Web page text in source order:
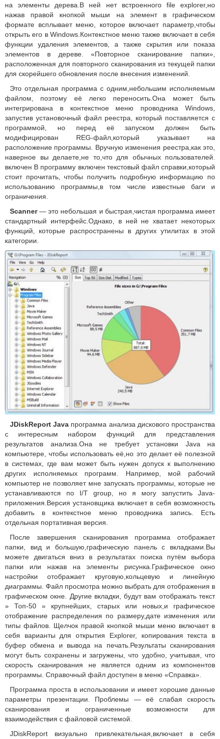
на элементы дерева.В ней нет встроенного file explorer,но
нажав правой кнопкой мыши на элемент в графическом
формате всплывает меню, которое включает параметр,чтобы
открыть его в Windows.Контекстное меню также включает в себя
функции удаления элементов, а также скрытия или показа
элементов в дереве. «Повторное сканирование папки»,
расположенная для повторного сканирования из текущей папки
для скорейшего обновления после внесения изменений.
Это отдельная программа с одним,небольшим исполняемым
файлом, поэтому её легко переносить.Она может быть
интегрирована в контекстное меню проводника Windows,
запустив установочный файл реестра, который поставляется с
программой, но перед её запуском должен быть
модифицирован REG-файл,который указывает на
расположение программы. Вручную изменения реестра,как это,
наверное вы делаете,не то,что для обычных пользователей.
включен В программу включен текстовый файл справки,который
стоит прочитать, чтобы получить подробную информацию по
использованию программы,в том числе известные баги и
ограничения.
Scanner— это небольшая и быстрая,чистая программа имеет
стандартный интерфейс.Однако, в ней не хватает некоторых
функций, которые распространены в других утилитах в этой
категории.
JDiskReport Java программа анализа дискового пространства
с интересным набором функций для представления
результатов анализа.Она не требует установки Java на
компьютере, чтобы использовать её,но это делает её полезной
в системах, где вам может быть нужен допуск к выполнению
других исполняемых программ. Например, мой рабочий
компьютер не позволяет мне запускать программы, которые не
устанавливаются по I/T group, но я могу запустить Java-
приложения.Версия установщика включает в себя возможность
добавить в контекстное меню проводника запись. Есть
отдельная портативная версия.
После завершения сканирования программа отображает
папки, вид и большую,графическую панель с вкладками.Вы
можете двигаться вниз в результатах поиска путём выбора
папки или нажав на элементы рисунка.Графическое окно
настройки отображает круговую,кольцевую и линейную
диаграммы. Файл просмотра можно выбрать для отображения в
графическом окне. Другие вкладки, будут вам отображать текст
» Топ-50 » крупнейших, старых или новых,и графическое
отображение распределения по размеру,дате изменения или
типы файлов. Щелчок правой кнопкой мыши меню включает в
себя варианты для открытия Explorer, копирования текста в
буфер обмена и вывода на печать.Результаты сканирования
могут быть сохранены и загружены, что удобно, учитывая, что
скорость сканирования не является одним из компонентов
программы. Справочный файл доступен в меню «Справка».
Программа проста в использовании и имеет хорошие данные
параметры презентации. Проблемы — её слабая скорость
сканирования и ограниченные возможности для
взаимодействия с файловой системой.
JDiskReport визуально привлекательная,включает в себя